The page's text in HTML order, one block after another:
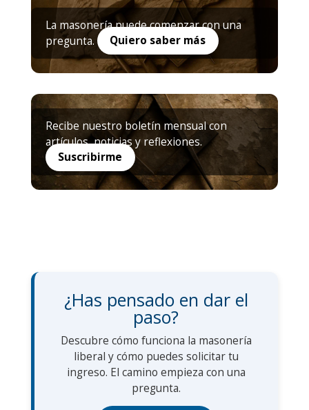
La masonería puede comenzar con una
pregunta.
Quiero saber más
Recibe nuestro boletín mensual con
artículos, noticias y reflexiones.
Suscribirme
¿Has pensado en dar el
paso?
Descubre cómo funciona la masonería
liberal y cómo puedes solicitar tu
ingreso. El camino empieza con una
pregunta.